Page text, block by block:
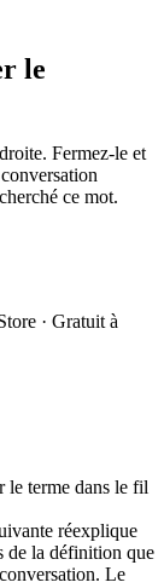
le
Fermez-le et
ce mot.
· Gratuit à
le terme dans le fil
réexplique
de la définition que
Le